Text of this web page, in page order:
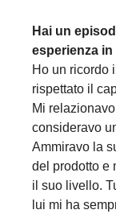
Hai un
esperienza in
Ho un ricordo
rispettato il
Mi
consideravo
Ammiravo la
del prodotto e
il suo livello.
lui mi ha